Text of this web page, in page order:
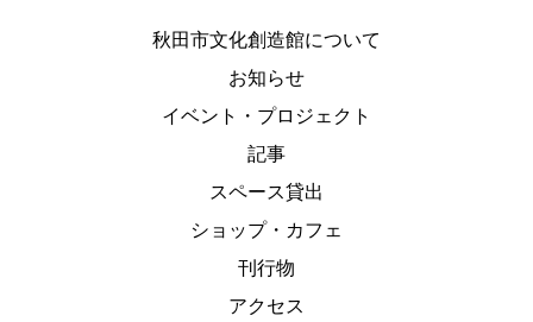
秋田市文化創造館について
お知らせ
イベント・プロジェクト
記事
スペース貸出
ショップ・カフェ
刊行物
アクセス